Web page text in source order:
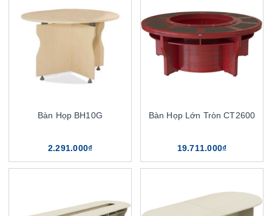
Bàn Họp BH10G
2.291.000₫
Bàn Họp Lớn Tròn CT2600
19.711.000₫